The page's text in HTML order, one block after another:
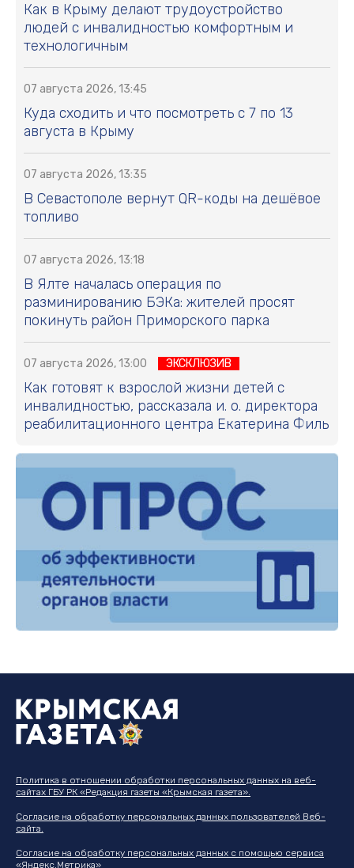
Как в Крыму делают трудоустройство
людей с инвалидностью комфортным и
технологичным
07 августа 2026, 13:45
Куда сходить и что посмотреть с 7 по 13
августа в Крыму
07 августа 2026, 13:35
В Севастополе вернут QR-коды на дешёвое
топливо
07 августа 2026, 13:18
В Ялте началась операция по
разминированию БЭКа: жителей просят
покинуть район Приморского парка
07 августа 2026, 13:00 ЭКСКЛЮЗИВ
Как готовят к взрослой жизни детей с
инвалидностью, рассказала и. о. директора
реабилитационного центра Екатерина Филь
Политика в отношении обработки персональных данных на веб-
сайтах ГБУ РК «Редакция газеты «Крымская газета».
Согласие на обработку персональных данных пользователей Веб-
сайта.
Согласие на обработку персональных данных с помощью сервиса
«Яндекс.Метрика»